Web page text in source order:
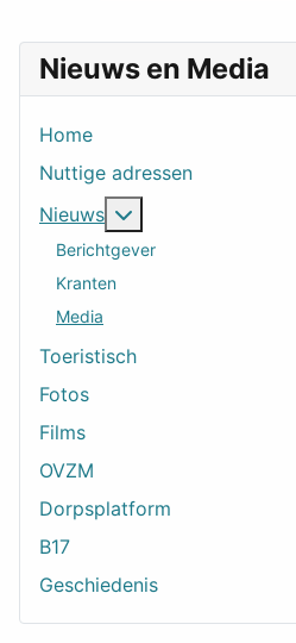
Nieuws en Media
Home
Nuttige adressen
Nieuws
Berichtgever
Kranten
Media
Toeristisch
Fotos
Films
OVZM
Dorpsplatform
B17
Geschiedenis